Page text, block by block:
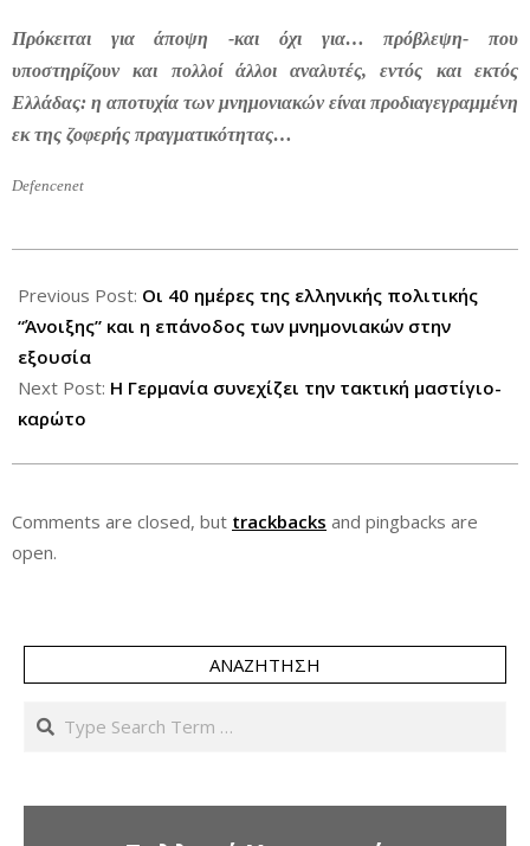
Πρόκειται για άποψη -και όχι για… πρόβλεψη- που
υποστηρίζουν και πολλοί άλλοι αναλυτές, εντός και εκτός
Ελλάδας: η αποτυχία των μνημονιακών είναι προδιαγεγραμμένη
εκ της ζοφερής πραγματικότητας…
Defencenet
06-
18
Previous Post: Οι 40 ημέρες της ελληνικής πολιτικής
“Άνοιξης” και η επάνοδος των μνημονιακών στην
εξουσία
Next Post: H Γερμανία συνεχίζει την τακτική μαστίγιο-
καρώτο
Comments are closed, but trackbacks and pingbacks are
open.
ΑΝΑΖΉΤΗΣΗ
Search